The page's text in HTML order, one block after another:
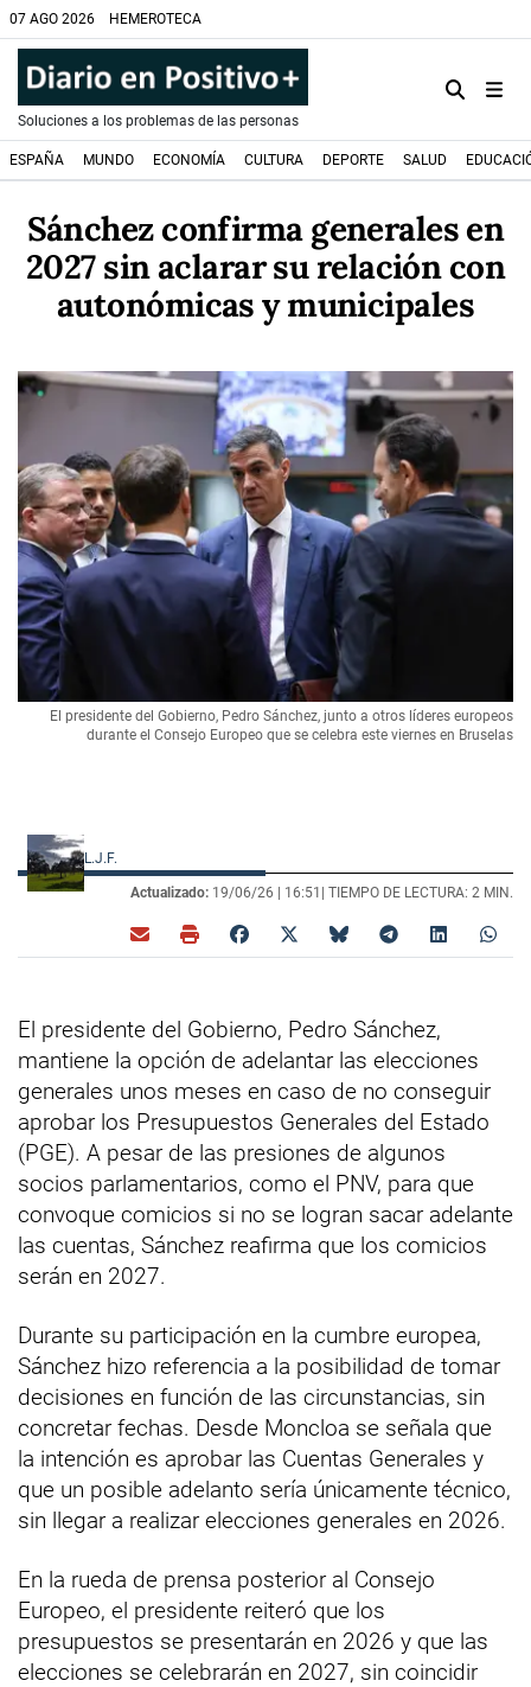
07 AGO 2026 HEMEROTECA
Soluciones a los problemas de las personas
ESPAÑA MUNDO ECONOMÍA CULTURA DEPORTE SALUD
Sánchez confirma generales en
2027 sin aclarar su relación con
autonómicas y municipales
El presidente del Gobierno, Pedro Sánchez, junto a otros líderes europeos
durante el Consejo Europeo que se celebra este viernes en Bruselas
L.J.F.
Actualizado: 19/06/26 | 16:51 | TIEMPO DE LECTURA: 2 MIN.
El presidente del Gobierno, Pedro Sánchez,
mantiene la opción de adelantar las elecciones
generales unos meses en caso de no conseguir
aprobar los Presupuestos Generales del Estado
(PGE). A pesar de las presiones de algunos
socios parlamentarios, como el PNV, para que
convoque comicios si no se logran sacar adelante
las cuentas, Sánchez reafirma que los comicios
serán en 2027.
Durante su participación en la cumbre europea,
Sánchez hizo referencia a la posibilidad de tomar
decisiones en función de las circunstancias, sin
concretar fechas. Desde Moncloa se señala que
la intención es aprobar las Cuentas Generales y
que un posible adelanto sería únicamente técnico,
sin llegar a realizar elecciones generales en 2026.
En la rueda de prensa posterior al Consejo
Europeo, el presidente reiteró que los
presupuestos se presentarán en 2026 y que las
elecciones se celebrarán en 2027, sin coincidir